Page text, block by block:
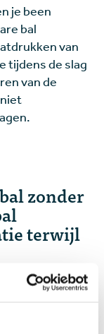
je been
bal
van
tijdens de slag
van de
zonder
terwijl
redelijkerwijs
je de